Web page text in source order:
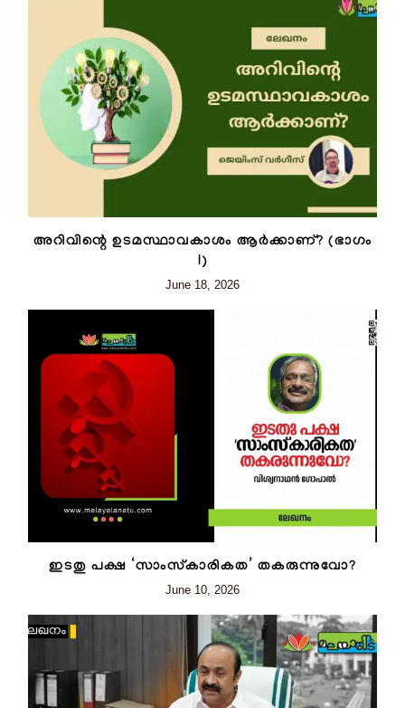
അറിവിന്റെ ഉടമസ്ഥാവകാശം ആർക്കാണ്? (ഭാഗം
I)
June 18, 2026
ഇടതു പക്ഷ ‘സാംസ്‌കാരികത’ തകരുന്നുവോ?
June 10, 2026